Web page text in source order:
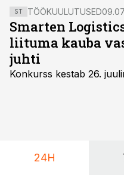
silmad ette teha, leiab
lennujaama suures
ST TÖÖKUULUTUSED
Smarten
liituma kauba
juhti
Konkurss kestab 26.
24H